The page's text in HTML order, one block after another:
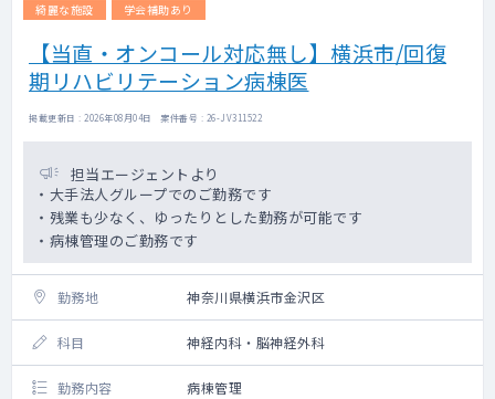
綺麗な施設
学会補助あり
【当直・オンコール対応無し】横浜市/回復
期リハビリテーション病棟医
掲載更新日 : 2026年08月04日 案件番号 : 26-JV311522
担当エージェントより
・大手法人グループでのご勤務です
・残業も少なく、ゆったりとした勤務が可能です
・病棟管理のご勤務です
勤務地 神奈川県横浜市金沢区
科目 神経内科・脳神経外科
勤務内容 病棟管理